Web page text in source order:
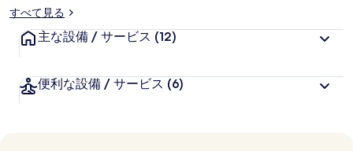
すべて見る
主な設備 / サービス (12)
便利な設備 / サービス (6)